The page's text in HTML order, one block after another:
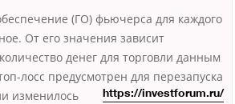
(ГО) фьючерса для каждого
От его значения зависит
денег для торговли данным
лосс предусмотрен для перезапуска
https://investforum.ru/
изменилось